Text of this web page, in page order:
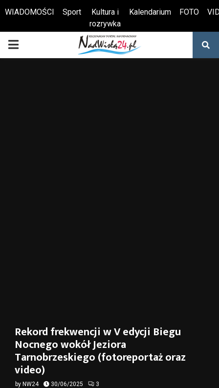
Otwórz pasek narzędzi
WIADOMOŚCI Sport
Kultura i
rozrywka
Kalendarium FOTO
PRIMARY
Rekord frekwencji w V edycji Biegu
Nocnego wokół Jeziora
Tarnobrzeskiego (fotoreportaż oraz
video)
by NW24 30/06/2025 3